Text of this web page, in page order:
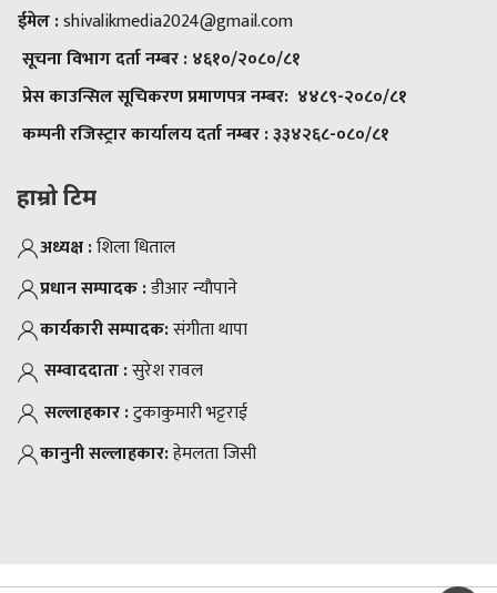
ईमेल :shivalikmedia2024@gmail.com
सूचना विभाग दर्ता नम्बर :४६१०/२०८०/८१
प्रेस काउन्सिल सूचिकरण प्रमाणपत्र नम्बर: ४४८९-२०८०/८१
कम्पनी रजिस्ट्रार कार्यालय दर्ता नम्बर :३३४२६८-०८०/८१
हाम्रो टिम
अध्यक्ष :शिला धिताल
प्रधान सम्पादक :डीआर न्याैपाने
कार्यकारी सम्पादक:संगीता थापा
सम्वाददाता :सुरेश रावल
सल्लाहकार :टुकाकुमारी भट्टराई
कानुनी सल्लाहकार:हेमलता जिसी